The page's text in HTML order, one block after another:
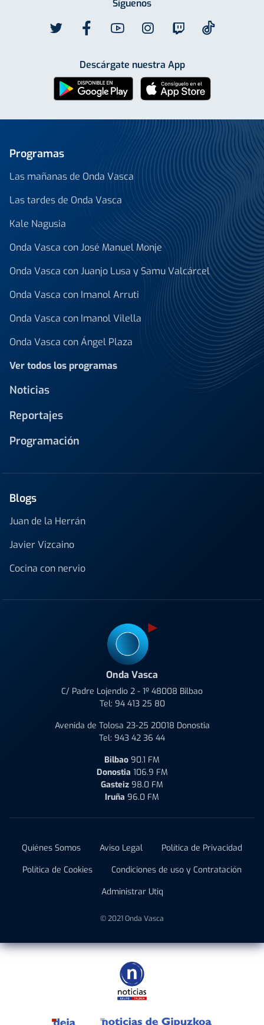
Síguenos
Descárgate nuestra App
Programas
Las mañanas de Onda Vasca
Las tardes de Onda Vasca
Kale Nagusia
Onda Vasca con José Manuel Monje
Onda Vasca con Juanjo Lusa y Samu Valcárcel
Onda Vasca con Imanol Arruti
Onda Vasca con Imanol Vilella
Onda Vasca con Ángel Plaza
Ver todos los programas
Noticias
Reportajes
Programación
Blogs
Juan de la Herrán
Javier Vizcaino
Cocina con nervio
Onda Vasca
C/ Padre Lojendio 2 - 1º 48008 Bilbao
Tel: 94 413 25 80
Avenida de Tolosa 23-25 20018 Donostia
Tel: 943 42 36 44
Bilbao 90.1 FM
Donostia 106.9 FM
Gasteiz 98.0 FM
Iruña 96.0 FM
Quiénes Somos Aviso Legal
Política de Privacidad
Política de Cookies
Condiciones de uso y Contratación
Administrar Utiq
© 2021 Onda Vasca